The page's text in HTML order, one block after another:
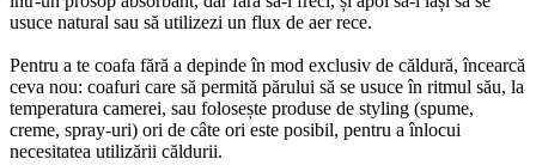
usuce natural sau să utilizezi un flux de aer rece.
Pentru a te coafa fără a depinde în mod exclusiv de căldură, încearcă
ceva nou: coafuri care să permită părului să se usuce în ritmul său, la
temperatura camerei, sau folosește produse de styling (spume,
creme, spray-uri) ori de câte ori este posibil, pentru a înlocui
necesitatea utilizării căldurii.